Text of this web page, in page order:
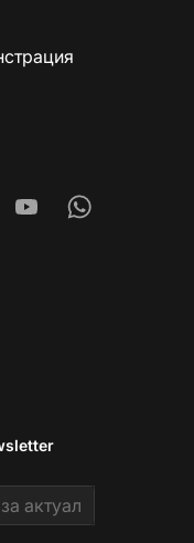
YoutubeWhatsapp